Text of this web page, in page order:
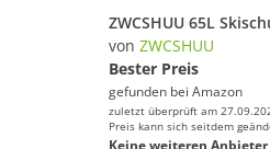
von ZWCSHUU
Bester Preis
gefunden bei Amazon
zuletzt überprüft am
Preis kann sich seitdem
Keine weiteren Anbieter